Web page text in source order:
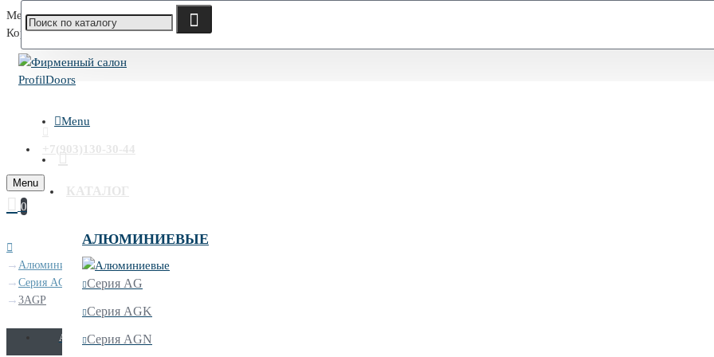
Меню
Корзина
Menu
КАТАЛОГ
АЛЮМИНИЕВЫЕ
Серия AG
Серия AGK
Серия AGN
+7(903)130-30-44
Menu
0
Алюминиевые
Серия AGP
3AGP
AGN AGK